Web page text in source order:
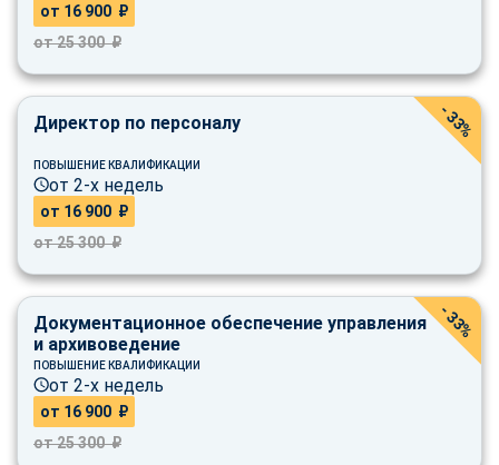
от 16 900 ₽
от 25 300 ₽
Директор по персоналу
ПОВЫШЕНИЕ КВАЛИФИКАЦИИ
от 2-х недель
от 16 900 ₽
от 25 300 ₽
- 33%
Документационное обеспечение управления
и архивоведение
ПОВЫШЕНИЕ КВАЛИФИКАЦИИ
от 2-х недель
от 16 900 ₽
от 25 300 ₽
- 33%
ChatApp
online
Мессенджеры
Свяжитесь с нами через любой удобный мессенджер!